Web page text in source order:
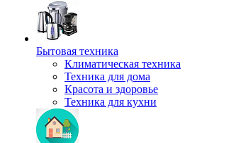
Бытовая техника
Климатическая техника
Техника для дома
Красота и здоровье
Техника для кухни